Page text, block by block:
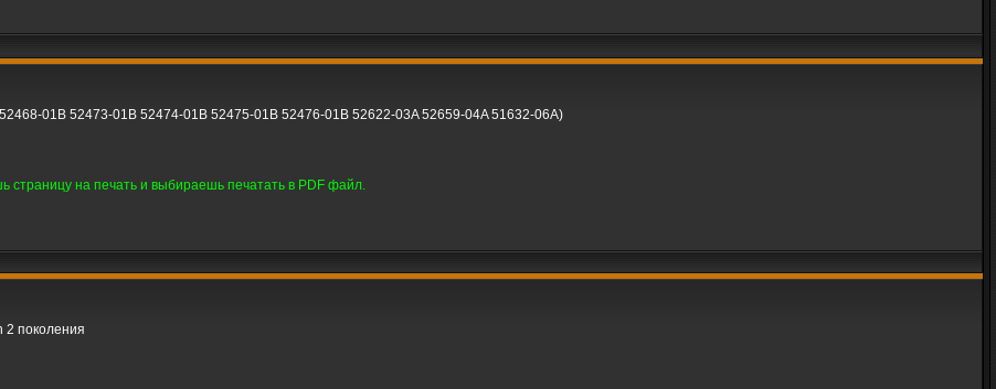
01B 52473-01B 52474-01B 52475-01B 52476-01B 52622-03A 52659-04A 51632-06A)
страницу на печать и выбираешь печатать в PDF файл.
2 поколения